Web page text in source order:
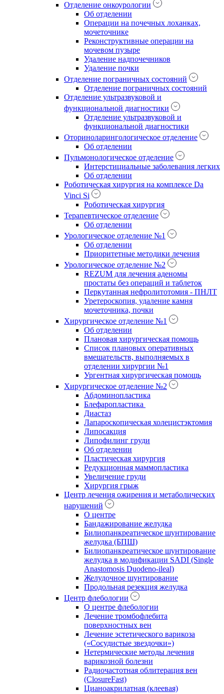
Отделение онкоурологии
Об отделении
Операции на почечных лоханках,
мочеточнике
Реконструктивные операции на
мочевом пузыре
Удаление надпочечников
Удаление почки
Отделение пограничных состояний
Отделение пограничных состояний
Отделение ультразвуковой и
функциональной диагностики
Отделение ультразвуковой и
функциональной диагностики
Оториноларингологическое отделение
Об отделении
Пульмонологическое отделение
Интерстициальные заболевания легких
Об отделении
Роботическая хирургия на комплексе Da
Vinci Si
Роботическая хирургия
Терапевтическое отделение
Об отделении
Урологическое отделение №1
Об отделении
Приоритетные методики лечения
Урологическое отделение №2
REZUM для лечения аденомы
простаты без операций и таблеток
Перкутанная нефролитотомия - ПНЛТ
Уретероскопия, удаление камня
мочеточника, почки
Хирургическое отделение №1
Об отделении
Плановая хирургическая помощь
Список плановых оперативных
вмешательств, выполняемых в
отделении хирургии №1
Ургентная хирургическая помощь
Хирургическое отделение №2
Абдоминопластика
Блефаропластика
Диастаз
Лапароскопическая холецистэктомия
Липосакция
Липофилинг груди
Об отделении
Пластическая хирургия
Редукционная маммопластика
Увеличение груди
Хирургия грыж
Центр лечения ожирения и метаболических
нарушений
О центре
Бандажирование желудка
Билиопанкреатическое шунтирование
желудка (БПШ)
Билиопанкреатическое шунтирование
желудка в модификации SADI (Single
Anastomosis Duodeno-ileal)
Желудочное шунтирование
Продольная резекция желудка
Центр флебологии
О центре флебологии
Лечение тромбофлебита
поверхностных вен
Лечение эстетического варикоза
(«Сосудистые звездочки»)
Нетермические методы лечения
варикозной болезни
Радиочастотная облитерация вен
(ClosureFast)
Цианоакрилатная (клеевая)